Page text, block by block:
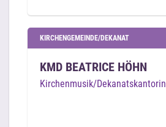
KIRCHENGEMEINDE/DEKANAT
KMD BEATRICE HÖHN
Kirchenmusik/Dekanatskantorin